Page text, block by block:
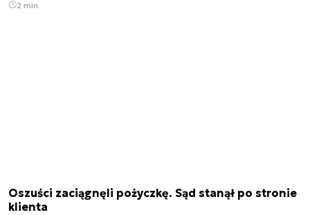
2 min.
Oszuści zaciągnęli pożyczkę. Sąd stanął po stronie
klienta